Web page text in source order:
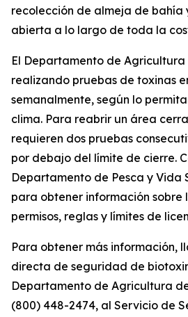
recolección de almeja de bahía
abierta a lo largo de toda la
El Departamento de
realizando pruebas de toxinas
semanalmente, según lo
clima. Para reabrir un área
requieren dos pruebas
por debajo del límite de cierre.
Departamento de Pesca y Vida
para obtener información sobre
permisos, reglas y límites de
Para obtener más información,
directa de seguridad de
Departamento de Agricultura
(800) 448-2474, al Servicio de